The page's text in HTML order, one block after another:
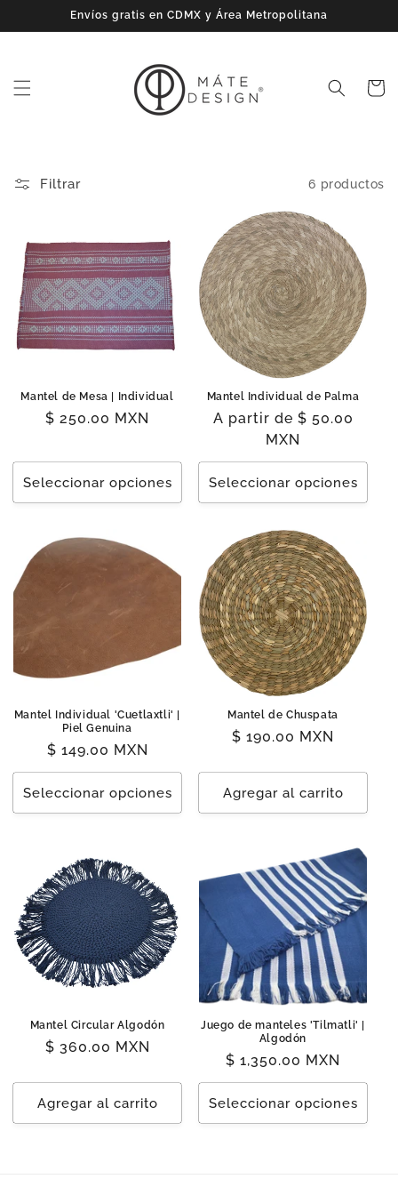
directamente
al contenido
Envíos gratis en CDMX y Área Metropolitana
Carrito
Filtrar 6 productos
Mantel de Mesa | Individual
Precio
$ 250.00 MXN
Seleccionar opciones
Mantel Individual de Palma
Precio
A partir de $ 50.00
MXN
Seleccionar opciones
Mantel Individual 'Cuetlaxtli' |
Piel Genuina
Precio
habitual
$ 149.00 MXN
Seleccionar opciones
Mantel de Chuspata
Precio
$ 190.00 MXN
Agregar al carrito
Mantel Circular Algodón
Precio
$ 360.00 MXN
Agregar al carrito
Juego de manteles 'Tilmatli' |
Algodón
Precio
habitual
$ 1,350.00 MXN
Seleccionar opciones